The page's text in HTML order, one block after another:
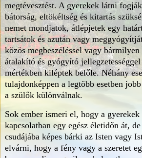
megtévesztést. A gyerekek látni
bátorság, eltökéltség és kitartás
nemet mondjatok, átlépjetek egy
tartsátok és azután vagy
közös megbeszéléssel vagy
átalakító és gyógyító
mértékben kiléptek belőle. Néhány
tulajdonképpen a legtöbb esetben
a szülők különválnak.
Sok ember ismeri el, hogy a
kapcsolatban egy egész életidőn át,
csudájába képes bárki az Isten vagy
elvárni, hogy a fény vagy a szeretet